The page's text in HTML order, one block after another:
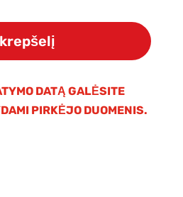
DATĄ GALĖSITE
PIRKĖJO DUOMENIS.